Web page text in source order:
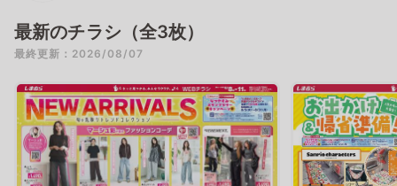
最新のチラシ（全3枚）
最終更新：2026/08/07